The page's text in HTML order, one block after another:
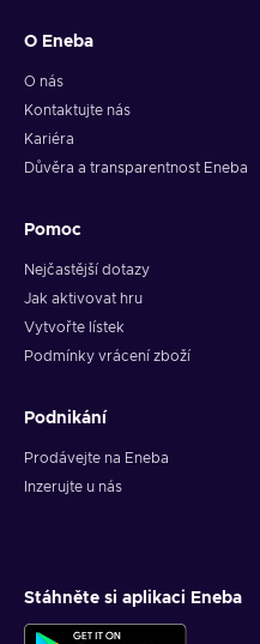
O Eneba
O nás
Kontaktujte nás
Kariéra
Důvěra a transparentnost Eneba
Pomoc
Nejčastější dotazy
Jak aktivovat hru
Vytvořte lístek
Podmínky vrácení zboží
Podnikání
Prodávejte na Eneba
Inzerujte u nás
Stáhněte si aplikaci Eneba